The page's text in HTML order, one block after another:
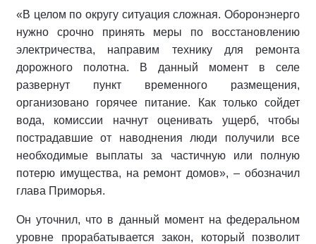
«В целом по округу ситуация сложная. Оборонэнерго
нужно срочно принять меры по восстановлению
электричества, направим технику для ремонта
дорожного полотна. В данный момент в селе
развернут пункт временного размещения,
организовано горячее питание. Как только сойдет
вода, комиссии начнут оценивать ущерб, чтобы
пострадавшие от наводнения люди получили все
необходимые выплаты за частичную или полную
потерю имущества, на ремонт домов», – обозначил
глава Приморья.
Он уточнил, что в данный момент на федеральном
уровне прорабатывается закон, который позволит